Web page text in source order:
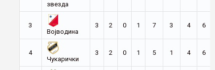
звезда
3
Војводина
3 2 0 1 7 3 4 6
4
Чукарички
3 2 0 1 5 1 4 6